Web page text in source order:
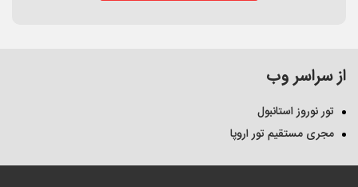
از سراسر وب
تور نوروز استانبول
مجری مستقیم تور اروپا